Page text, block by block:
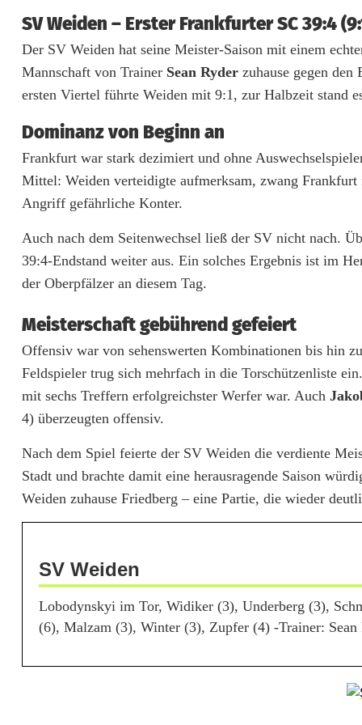
s
c
h
r
S
a
i
s
o
n
a
s
c
h
l
ü
SV Weiden – Erster Frankfurter SC 39:4
Der SV Weiden hat seine Meister-Saison mit einem
Mannschaft von Trainer Sean Ryder zuhause gegen
ersten Viertel führte Weiden mit 9:1, zur Halbzeit stand
Dominanz von Beginn an
Frankfurt war stark dezimiert und ohne
Mittel: Weiden verteidigte aufmerksam, zwang
Angriff gefährliche Konter.
Auch nach dem Seitenwechsel ließ der SV nicht nach.
39:4-Endstand weiter aus. Ein solches Ergebnis ist im
der Oberpfälzer an diesem Tag.
Meisterschaft gebührend gefeiert
Offensiv war von sehenswerten Kombinationen bis hin
Feldspieler trug sich mehrfach in die Torschützenliste
mit sechs Treffern erfolgreichster Werfer war. Auch
4) überzeugten offensiv.
Nach dem Spiel feierte der SV Weiden die verdiente
Stadt und brachte damit eine herausragende Saison
Weiden zuhause Friedberg – eine Partie, die wieder
SV Weiden
Lobodynskyi im Tor, Widiker (3), Underberg (3),
(6), Malzam (3), Winter (3), Zupfer (4) -Trainer: Sean